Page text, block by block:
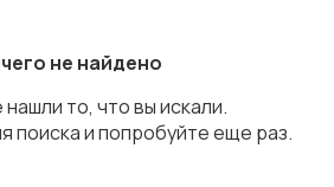
и магнитолы
не найдено
то, что вы искали.
поиска и попробуйте еще раз.